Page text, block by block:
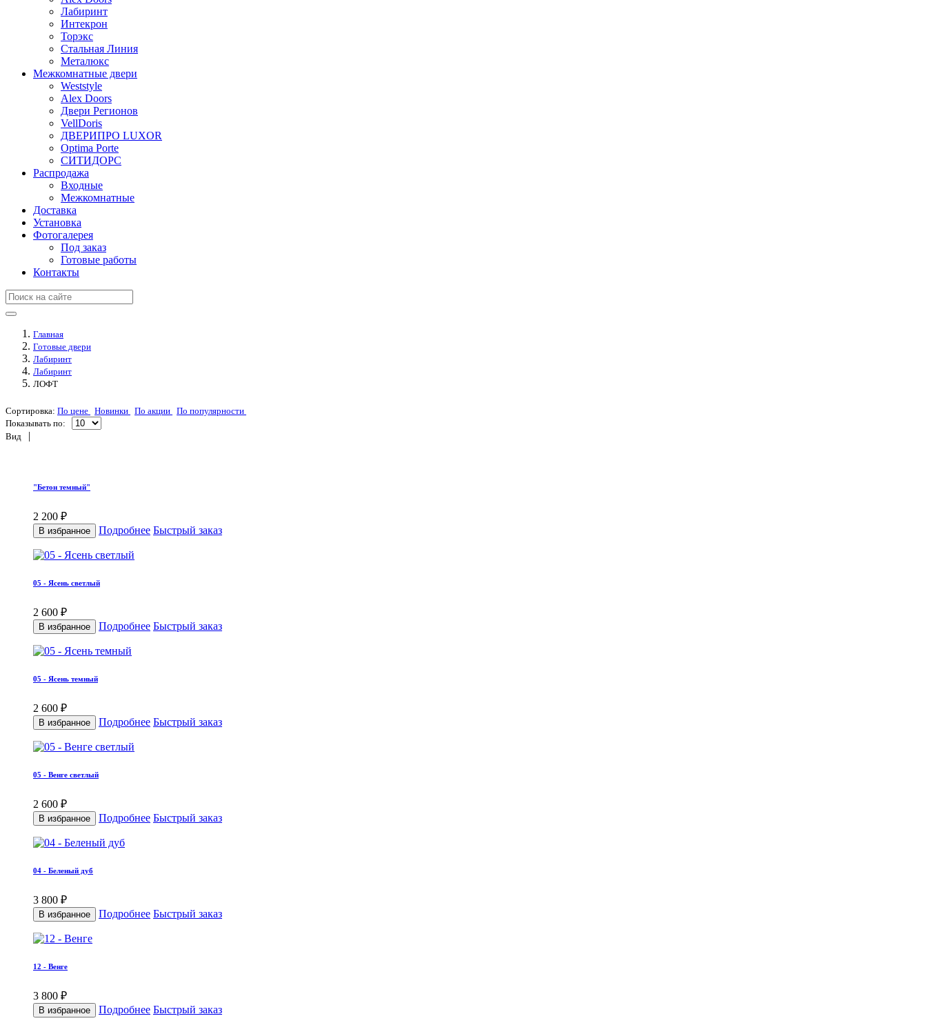
Лабиринт
Интекрон
Торэкс
Стальная Линия
Металюкс
Межкомнатные двери
Weststyle
Alex Doors
Двери Регионов
VellDoris
ДВЕРИПРО LUXOR
Optima Porte
СИТИДОРС
Распродажа
Входные
Межкомнатные
Доставка
Установка
Фотогалерея
Под заказ
Готовые работы
Контакты
Главная
Готовые двери
Лабиринт
Лабиринт
ЛОФТ
Сортировка: По цене Новинки По акции По популярности
Показывать по:
Вид
|
"Бетон темный"
2 200 ₽
В избранное Подробнее Быстрый заказ
05 - Ясень светлый
2 600 ₽
В избранное Подробнее Быстрый заказ
05 - Ясень темный
2 600 ₽
В избранное Подробнее Быстрый заказ
05 - Венге светлый
2 600 ₽
В избранное Подробнее Быстрый заказ
04 - Беленый дуб
3 800 ₽
В избранное Подробнее Быстрый заказ
12 - Венге
3 800 ₽
В избранное Подробнее Быстрый заказ